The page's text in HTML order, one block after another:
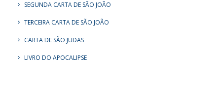
SEGUNDA CARTA DE SÃO JOÃO
TERCEIRA CARTA DE SÃO JOÃO
CARTA DE SÃO JUDAS
LIVRO DO APOCALIPSE